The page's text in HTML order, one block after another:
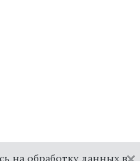
на обработку данных в